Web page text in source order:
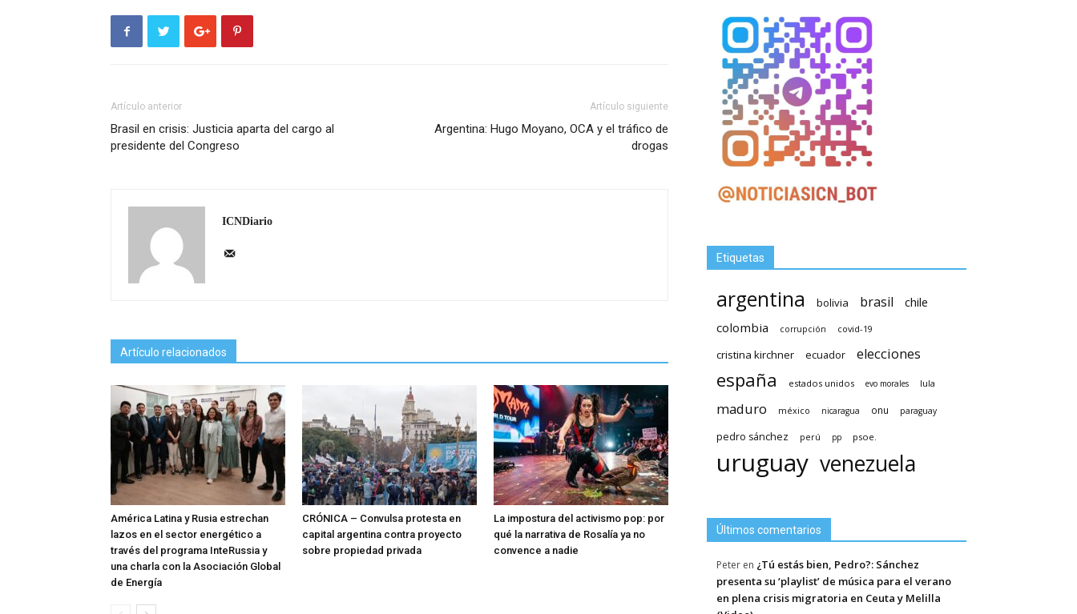
Artículo anterior
Brasil en crisis: Justicia aparta del cargo al
presidente del Congreso
Artículo siguiente
Argentina: Hugo Moyano, OCA y el tráfico de
drogas
ICNDiario
Artículo relacionados
América Latina y Rusia estrechan
lazos en el sector energético a
través del programa InteRussia y
una charla con la Asociación Global
de Energía
CRÓNICA – Convulsa protesta en
capital argentina contra proyecto
sobre propiedad privada
La impostura del activismo pop: por
qué la narrativa de Rosalía ya no
convence a nadie
Etiquetas
argentina bolivia brasil
chile
colombia
corrupción covid-19
cristina kirchner ecuador elecciones
españa estados unidos evo morales lula
maduro méxico nicaragua onu paraguay
pedro sánchez perú pp psoe.
uruguay venezuela
Últimos comentarios
Peter en ¿Tú estás bien, Pedro?: Sánchez
presenta su ‘playlist’ de música para el verano
en plena crisis migratoria en Ceuta y Melilla